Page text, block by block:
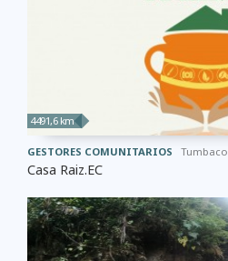
4491,6 km
GESTORES COMUNITARIOS Tumbaco
Casa Raiz.EC